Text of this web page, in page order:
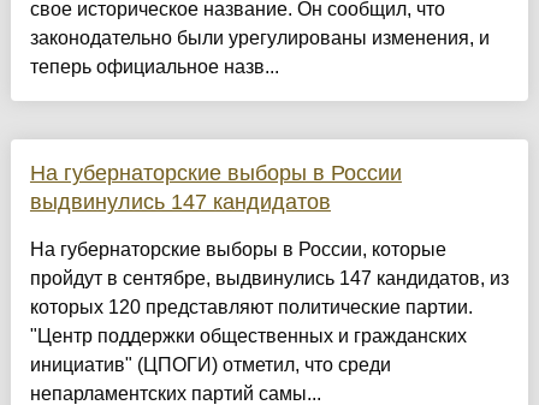
свое историческое название. Он сообщил, что
законодательно были урегулированы изменения, и
теперь официальное назв...
На губернаторские выборы в России
выдвинулись 147 кандидатов
На губернаторские выборы в России, которые
пройдут в сентябре, выдвинулись 147 кандидатов, из
которых 120 представляют политические партии.
"Центр поддержки общественных и гражданских
инициатив" (ЦПОГИ) отметил, что среди
непарламентских партий самы...